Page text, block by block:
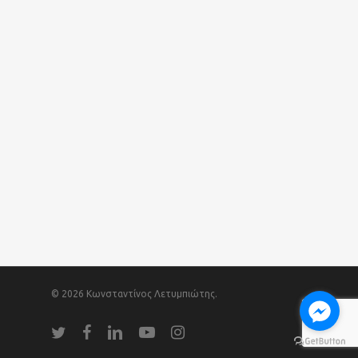
© 2026 Κωνσταντίνος Λετυμπιώτης.
twitter facebooklinkedin youtube instagram